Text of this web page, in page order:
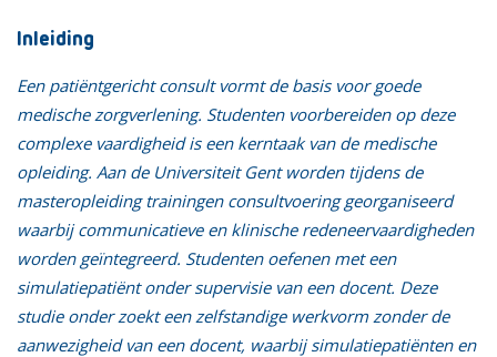
Inleiding
Een patiëntgericht consult vormt de basis voor goede
medische zorgverlening. Studenten voorbereiden op deze
complexe vaardigheid is een kerntaak van de medische
opleiding. Aan de Universiteit Gent worden tijdens de
masteropleiding trainingen consultvoering georganiseerd
waarbij communicatieve en klinische redeneervaardigheden
worden geïntegreerd. Studenten oefenen met een
simulatiepatiënt onder supervisie van een docent. Deze
studie onder zoekt een zelfstandige werkvorm zonder de
aanwezigheid van een docent, waarbij simulatiepatiënten en